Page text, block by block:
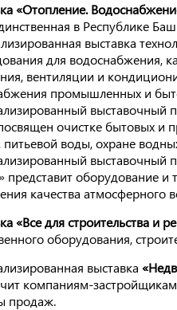
«Отопление.
в Республике
выставка
для водоснабжения,
вентиляции и
промышленных и
выставочный
очистке бытовых и
питьевой воды, охране
выставочный
представит оборудование и
качества атмосферного
«Все для строительства и
оборудования,
выставка
компаниям-
продаж.